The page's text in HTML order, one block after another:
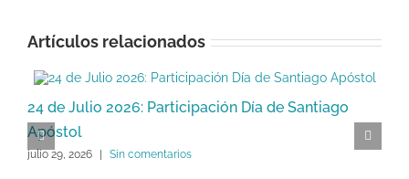
Artículos relacionados
24 de Julio 2026: Participación Día de Santiago
Apóstol
julio 29, 2026 Sin comentarios